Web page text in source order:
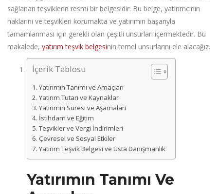
sağlanan teşviklerin resmi bir belgesidir. Bu belge, yatırımcının
haklarını ve teşvikleri korumakta ve yatırımın başarıyla
tamamlanması için gerekli olan çeşitli unsurları içermektedir. Bu
makalede, yatırım teşvik belgesinin temel unsurlarını ele alacağız.
İçerik Tablosu
Yatırımın Tanımı ve Amaçları
Yatırım Tutarı ve Kaynaklar
Yatırımın Süresi ve Aşamaları
İstihdam ve Eğitim
Teşvikler ve Vergi İndirimleri
Çevresel ve Sosyal Etkiler
Yatırım Teşvik Belgesi ve Usta Danışmanlık
Yatırımın Tanımı Ve